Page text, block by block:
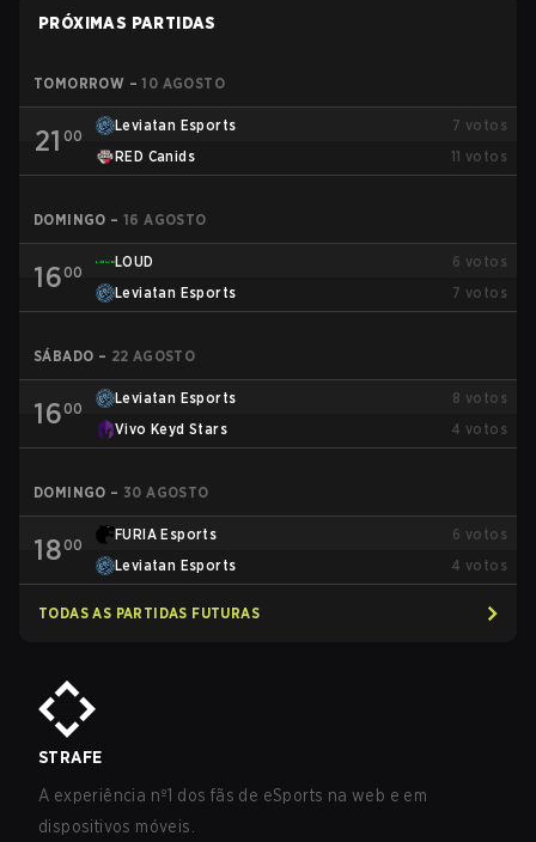
PRÓXIMAS PARTIDAS
TOMORROW – 10 AGOSTO
21 00
Leviatan Esports 7 votos
RED Canids
11 votos
DOMINGO – 16 AGOSTO
1600
LOUD 6 votos
Leviatan Esports
7 votos
SÁBADO – 22 AGOSTO
1600
Leviatan Esports 8 votos
Vivo Keyd Stars
4 votos
DOMINGO – 30 AGOSTO
1800
FURIA Esports 6 votos
Leviatan Esports
4 votos
TODAS AS PARTIDAS FUTURAS
STRAFE
A experiência nº1 dos fãs de eSports na web e em
dispositivos móveis.